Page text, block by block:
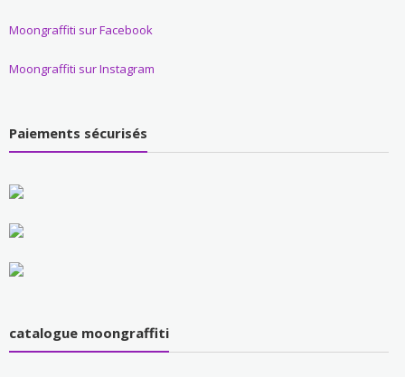
Moongraffiti sur Facebook
Moongraffiti sur Instagram
Paiements sécurisés
catalogue moongraffiti